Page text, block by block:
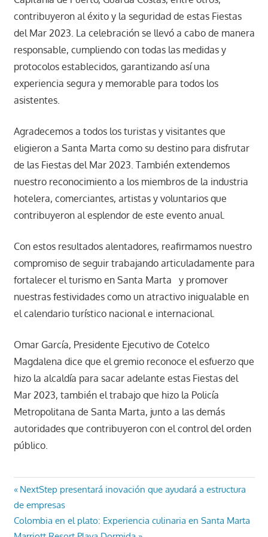
contribuyeron al éxito y la seguridad de estas Fiestas
del Mar 2023. La celebración se llevó a cabo de manera
responsable, cumpliendo con todas las medidas y
protocolos establecidos, garantizando así una
experiencia segura y memorable para todos los
asistentes.
Agradecemos a todos los turistas y visitantes que
eligieron a Santa Marta como su destino para disfrutar
de las Fiestas del Mar 2023. También extendemos
nuestro reconocimiento a los miembros de la industria
hotelera, comerciantes, artistas y voluntarios que
contribuyeron al esplendor de este evento anual.
Con estos resultados alentadores, reafirmamos nuestro
compromiso de seguir trabajando articuladamente para
fortalecer el turismo en Santa Marta y promover
nuestras festividades como un atractivo inigualable en
el calendario turístico nacional e internacional.
Omar García, Presidente Ejecutivo de Cotelco
Magdalena dice que el gremio reconoce el esfuerzo que
hizo la alcaldía para sacar adelante estas Fiestas del
Mar 2023, también el trabajo que hizo la Policía
Metropolitana de Santa Marta, junto a las demás
autoridades que contribuyeron con el control del orden
público.
Navegación
de
Entrada
anterior:
NextStep presentará inovación que ayudará a estructura
de empresas
Entrada
Colombia en el plato: Experiencia culinaria en Santa Marta